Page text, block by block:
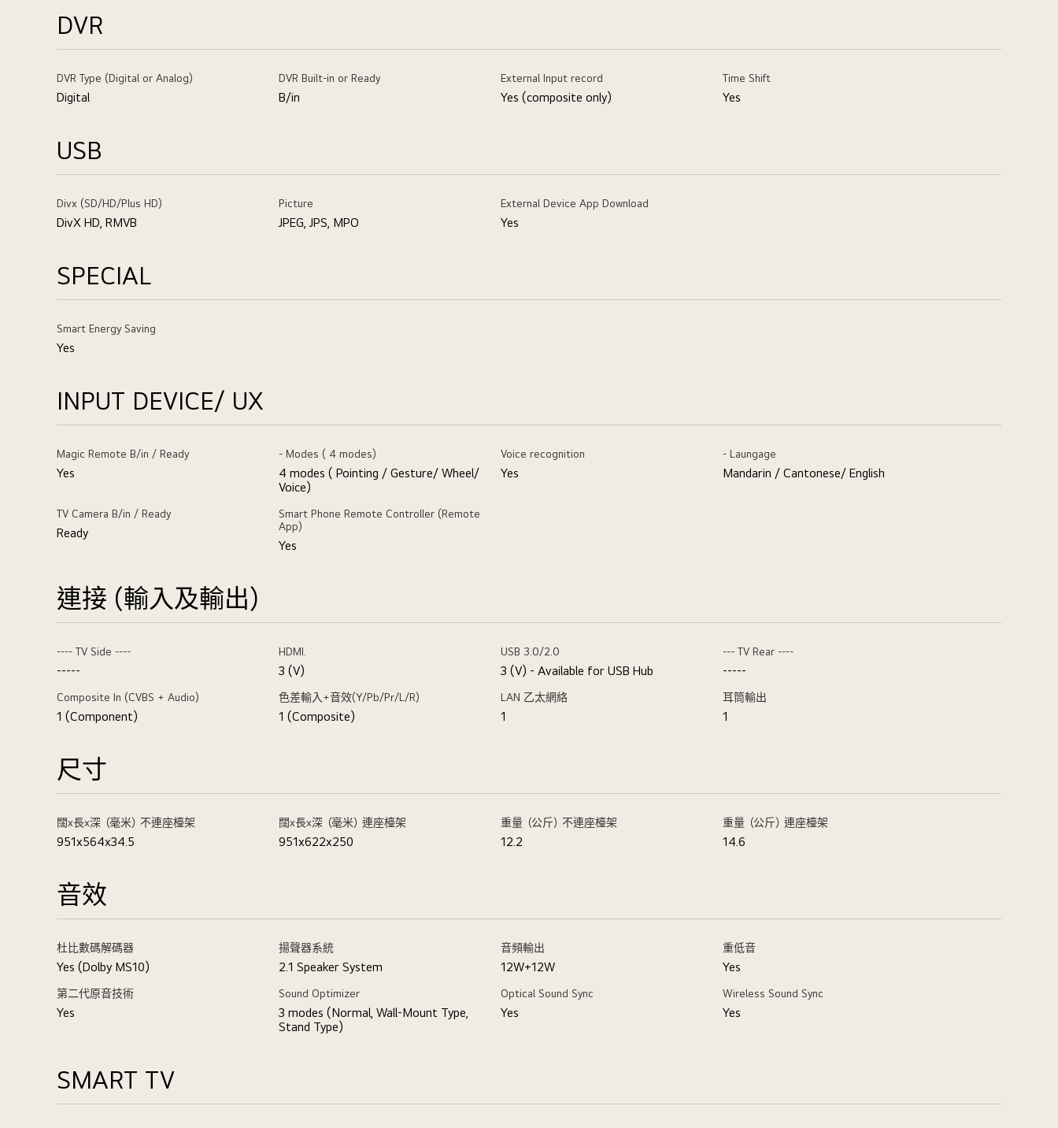
DVR
DVR Type (Digital or Analog)
Digital
DVR Built-in or Ready
B/in
External Input record
Yes (composite only)
Time Shift
Yes
USB
Divx (SD/HD/Plus HD)
DivX HD, RMVB
Picture
JPEG, JPS, MPO
External Device App Download
Yes
SPECIAL
Smart Energy Saving
Yes
INPUT DEVICE/ UX
Magic Remote B/in / Ready
Yes
- Modes ( 4 modes)
4 modes ( Pointing / Gesture/ Wheel/
Voice)
Voice recognition
Yes
- Laungage
Mandarin / Cantonese/ English
TV Camera B/in / Ready
Ready
Smart Phone Remote Controller (Remote
App)
Yes
連接 (輸入及輸出)
---- TV Side ----
-----
HDMI.
3 (V)
USB 3.0/2.0
3 (V) - Available for USB Hub
--- TV Rear ----
-----
Composite In (CVBS + Audio)
1 (Component)
色差輸入+音效(Y/Pb/Pr/L/R)
1 (Composite)
LAN 乙太網絡
1
耳筒輸出
1
尺寸
闊x長x深（毫米）不連座檯架
951x564x34.5
闊x長x深（毫米）連座檯架
951x622x250
重量（公斤）不連座檯架
12.2
重量（公斤）連座檯架
14.6
音效
杜比數碼解碼器
Yes (Dolby MS10)
揚聲器系統
2.1 Speaker System
音頻輸出
12W+12W
重低音
Yes
第二代原音技術
Yes
Sound Optimizer
3 modes (Normal, Wall-Mount Type,
Stand Type)
Optical Sound Sync
Yes
Wireless Sound Sync
Yes
SMART TV